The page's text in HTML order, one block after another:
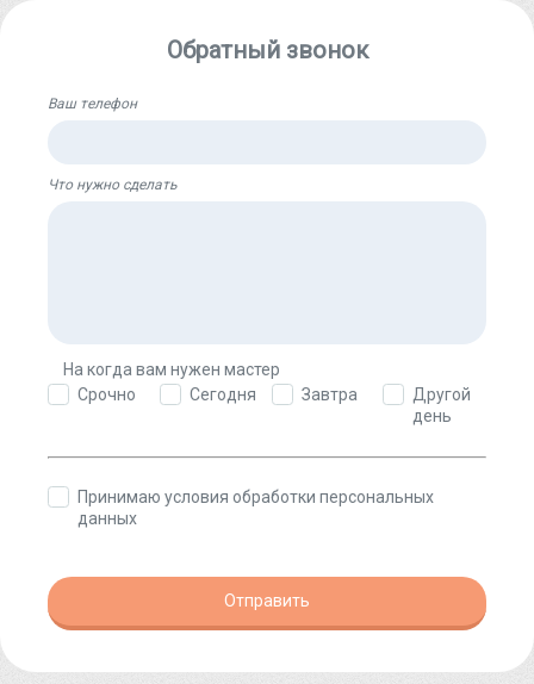
Обратный звонок
Ваш телефон
Что нужно сделать
На когда вам нужен мастер
Срочно
Сегодня Завтра
Другой
день
Принимаю условия обработки персональных
данных
Отправить